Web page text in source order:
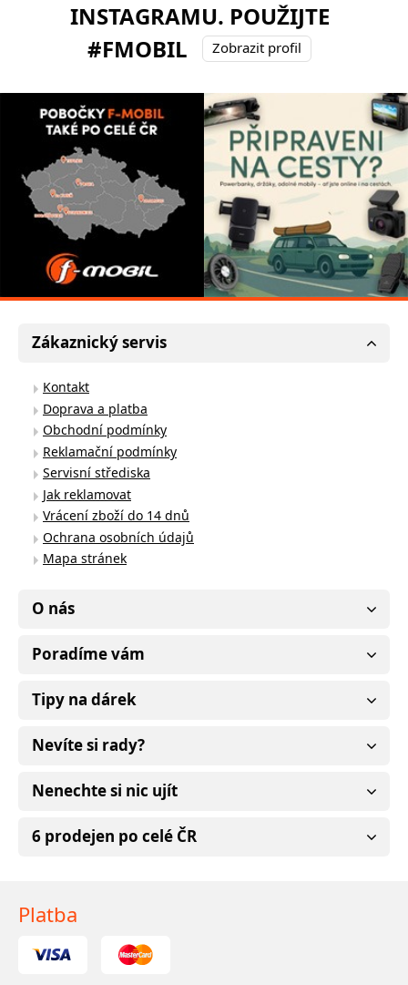
INSTAGRAMU. POUŽIJTE
#FMOBIL
Zobrazit profil
Zákaznický servis
Kontakt
Doprava a platba
Obchodní podmínky
Reklamační podmínky
Servisní střediska
Jak reklamovat
Vrácení zboží do 14 dnů
Ochrana osobních údajů
Mapa stránek
O nás
Poradíme vám
Tipy na dárek
Nevíte si rady?
Nenechte si nic ujít
6 prodejen po celé ČR
Platba